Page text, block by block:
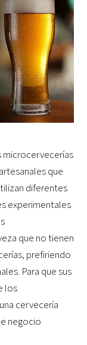
microcervecerías
artesanales que
diferentes
experimentales
que no tienen
prefiriendo
Para que sus
los
cervecería
negocio